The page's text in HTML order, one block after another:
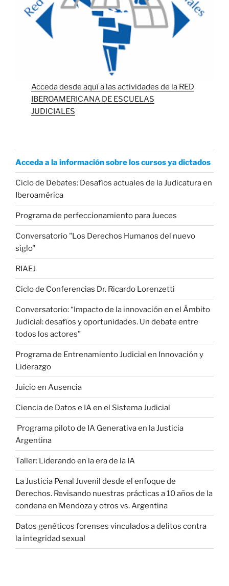
Acceda desde aquí a las actividades de la RED
IBEROAMERICANA DE ESCUELAS
JUDICIALES
Acceda a la información sobre los cursos ya dictados
Ciclo de Debates: Desafíos actuales de la Judicatura en
Iberoamérica
Programa de perfeccionamiento para Jueces
Conversatorio "Los Derechos Humanos del nuevo
siglo"
RIAEJ
Ciclo de Conferencias Dr. Ricardo Lorenzetti
Conversatorio: “Impacto de la innovación en el Ámbito
Judicial: desafíos y oportunidades. Un debate entre
todos los actores”
Programa de Entrenamiento Judicial en Innovación y
Liderazgo
Juicio en Ausencia
Ciencia de Datos e IA en el Sistema Judicial
Programa piloto de IA Generativa en la Justicia
Argentina
Taller: Liderando en la era de la IA
La Justicia Penal Juvenil desde el enfoque de
Derechos. Revisando nuestras prácticas a 10 años de la
condena en Mendoza y otros vs. Argentina
Datos genéticos forenses vinculados a delitos contra
la integridad sexual